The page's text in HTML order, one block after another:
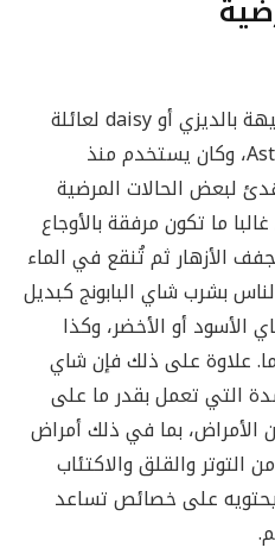
يعتبر البابونج من الزهور الشبيهة بالديزي أو daisy لعائلة
نبات Asteraceae أو Asteracees، وكان يستخدم منذ
لبعض الحالات المرضية
ما تكون مرفقة بالأوجاع
الأزهار ثم تُنقع في الماء
بشرب شاي البابونج كبديل
الأسود أو الأخضر، وكذا
علاوة على ذلك فإن شاي
التي تعمل بقدر ما على
الأمراض، بما في ذلك أمراض
والقلق والاكتئاب
يحتويه على خصائص تساعد